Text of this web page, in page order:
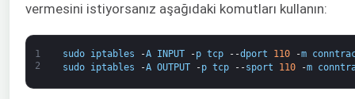
vermesini istiyorsanız aşağıdaki komutları kullanın:
1
2
sudo iptables -A INPUT -p tcp --dport 110 -m
sudo
iptables -A OUTPUT -p tcp --sport 110 -m